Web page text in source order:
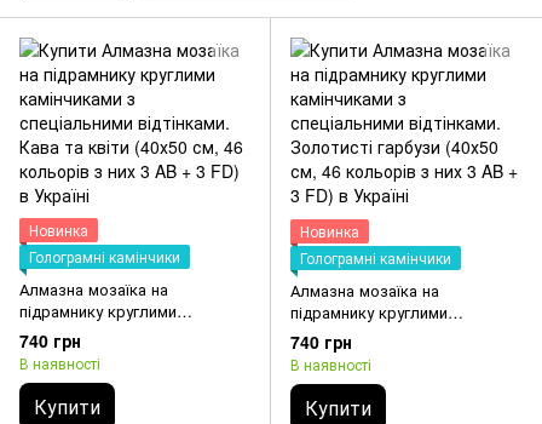
Новинка
Голограмні камінчики
Алмазна мозаїка на
підрамнику круглими
камінчиками з спеціальними
відтінками. Кава та квіти
(40х50 см, 46 кольорів з них 3
AB + 3 FD)
740 грн
В наявності
Купити
Новинка
Голограмні камінчики
Алмазна мозаїка на
підрамнику круглими
камінчиками з спеціальними
відтінками. Золотисті гарбузи
(40х50 см, 46 кольорів з них 3
AB + 3 FD)
740 грн
В наявності
Купити